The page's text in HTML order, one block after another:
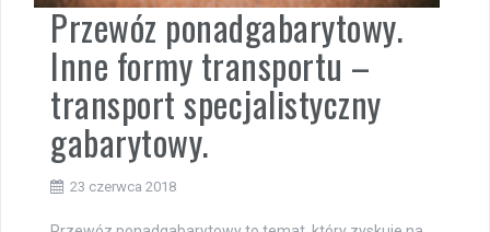
Przewóz ponadgabarytowy.
Inne formy transportu –
transport specjalistyczny
gabarytowy.
23 czerwca 2018